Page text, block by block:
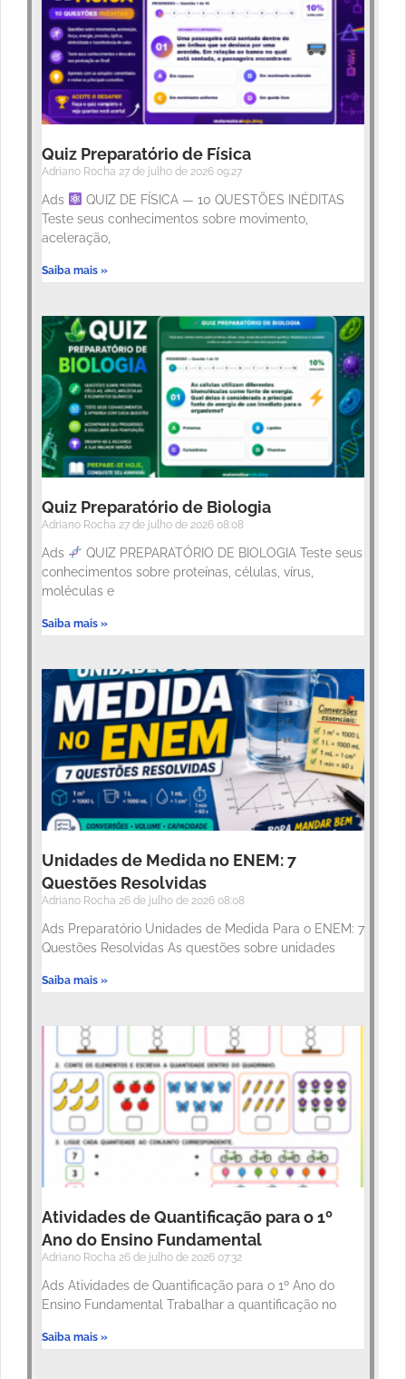
Quiz Preparatório de Física
Adriano Rocha 27 de julho de 2026 09:27
Ads
QUIZ DE FÍSICA — 10 QUESTÕES INÉDITAS
Teste seus conhecimentos sobre movimento,
aceleração,
Saiba mais »
Quiz Preparatório de Biologia
Adriano Rocha 27 de julho de 2026 08:08
Ads
QUIZ PREPARATÓRIO DE BIOLOGIA Teste seus
conhecimentos sobre proteínas, células, vírus,
moléculas e
Saiba mais »
Unidades de Medida no ENEM: 7
Questões Resolvidas
Adriano Rocha 26 de julho de 2026 08:08
Ads Preparatório Unidades de Medida Para o ENEM: 7
Questões Resolvidas As questões sobre unidades
Saiba mais »
Atividades de Quantificação para o 1º
Ano do Ensino Fundamental
Adriano Rocha 26 de julho de 2026 07:32
Ads Atividades de Quantificação para o 1º Ano do
Ensino Fundamental Trabalhar a quantificação no
Saiba mais »